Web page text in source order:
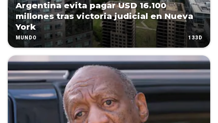
Argentina evita pagar USD 16.100
millones tras victoria judicial en Nueva
York
MUNDO 133D